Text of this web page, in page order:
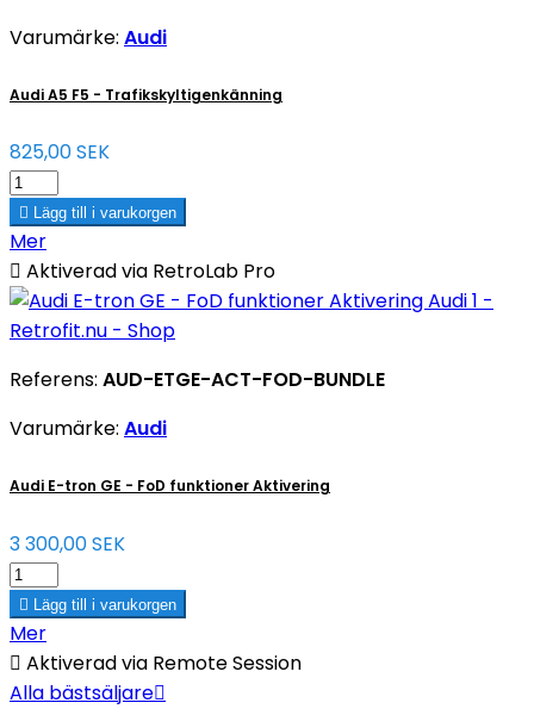
Varumärke: Audi
Audi A5 F5 - Trafikskyltigenkänning
825,00 SEK
 Lägg till i varukorgen
Mer
 Aktiverad via RetroLab Pro
Referens: AUD-ETGE-ACT-FOD-BUNDLE
Varumärke: Audi
Audi E-tron GE - FoD funktioner Aktivering
3 300,00 SEK
 Lägg till i varukorgen
Mer
 Aktiverad via Remote Session
Alla bästsäljare